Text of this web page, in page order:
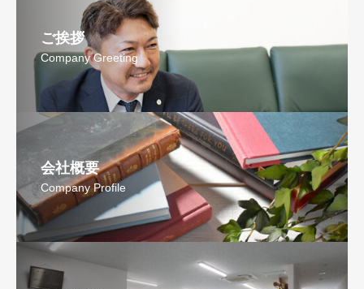
ご挨拶
Company Greeting
会社概要
Company Profile